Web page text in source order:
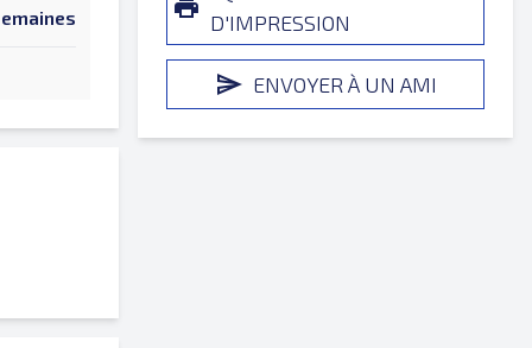
D'IMPRESSION
ENVOYER À UN AMI